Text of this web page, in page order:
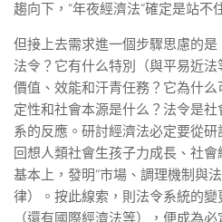
趨向下，“年夜經濟法”確定是站不
但接上去需求進一個步驟思慮的
法令？它有什么特別（與平易近法
價值、效能和汗青任務？它為什
定性和社會本源是什么？法令是
系的反應。研討經濟法必定要從
回想人類社會生孩子力成長、社
基本上，發明“市場、調理機制與
律）。按此線索，則法令系統的
（還有國際經濟法等），便成為